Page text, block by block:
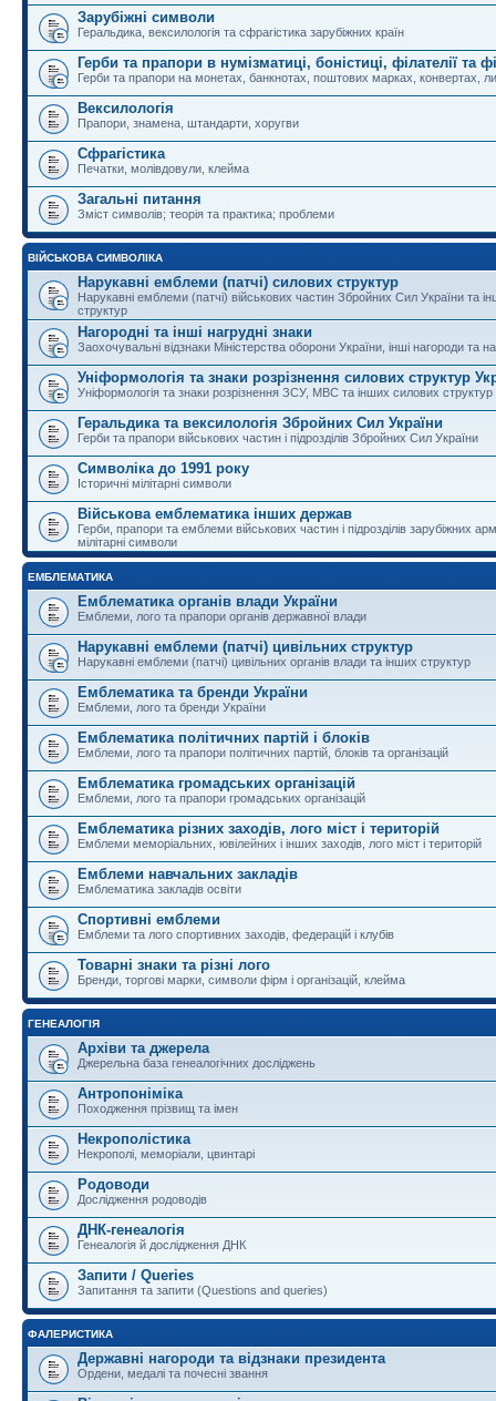
Зарубіжні символи
Геральдика, вексилологія та сфрагістика зарубіжних країн
Герби та прапори в нумізматиці, боністиці, філателії та
Герби та прапори на монетах, банкнотах, поштових марках, конвертах,
Вексилологія
Прапори, знамена, штандарти, хоругви
Сфрагістика
Печатки, молівдовули, клейма
Загальні питання
Зміст символів; теорія та практика; проблеми
ВІЙСЬКОВА СИМВОЛІКА
Нарукавні емблеми (патчі) силових структур
Нарукавні емблеми (патчі) військових частин Збройних Сил України та
структур
Нагородні та інші нагрудні знаки
Заохочувальні відзнаки Міністерства оборони України, інші нагороди та
Уніформологія та знаки розрізнення силових структур
Уніформологія та знаки розрізнення ЗСУ, МВС та інших силових структур
Геральдика та вексилологія Збройних Сил України
Герби та прапори військових частин і підрозділів Збройних Сил України
Символіка до 1991 року
Історичні мілітарні символи
Військова емблематика інших держав
Герби, прапори та емблеми військових частин і підрозділів зарубіжних
мілітарні символи
ЕМБЛЕМАТИКА
Емблематика органів влади України
Емблеми, лого та прапори органів державної влади
Нарукавні емблеми (патчі) цивільних структур
Нарукавні емблеми (патчі) цивільних органів влади та інших структур
Емблематика та бренди України
Емблеми, лого та бренди України
Емблематика політичних партій і блоків
Емблеми, лого та прапори політичних партій, блоків та організацій
Емблематика громадських організацій
Емблеми, лого та прапори громадських організацій
Емблематика різних заходів, лого міст і територій
Емблеми меморіальних, ювілейних і інших заходів, лого міст і територій
Емблеми навчальних закладів
Емблематика закладів освіти
Спортивні емблеми
Емблеми та лого спортивних заходів, федерацій і клубів
Товарні знаки та різні лого
Бренди, торгові марки, символи фірм і організацій, клейма
ГЕНЕАЛОГІЯ
Архіви та джерела
Джерельна база генеалогічних досліджень
Антропоніміка
Походження прізвищ та імен
Некрополістика
Некрополі, меморіали, цвинтарі
Родоводи
Дослідження родоводів
ДНК-генеалогія
Генеалогія й дослідження ДНК
Запити / Queries
Запитання та запити (Questions and queries)
ФАЛЕРИСТИКА
Державні нагороди та відзнаки президента
Ордени, медалі та почесні звання